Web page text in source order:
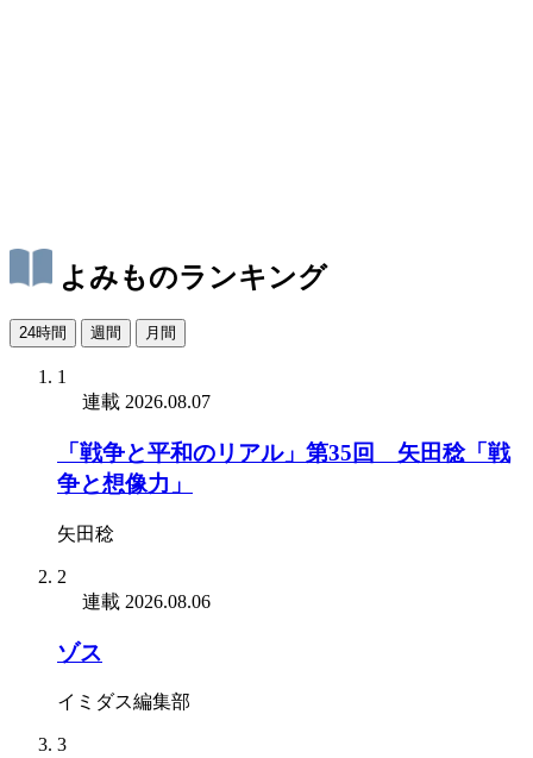
よみものランキング
24時間 週間 月間
1
連載 2026.08.07
「戦争と平和のリアル」第35回 矢田稔「戦
争と想像力」
矢田稔
2
連載 2026.08.06
ゾス
イミダス編集部
3